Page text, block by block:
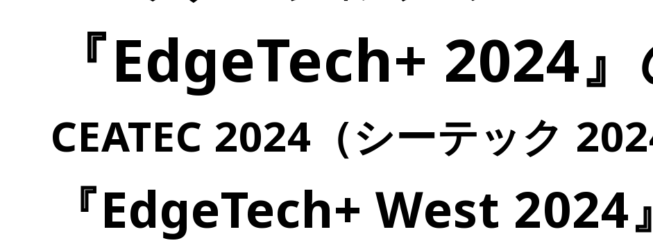
『EdgeTech+ 2024
CEATEC 2024（シーテック
『EdgeTech+ West 2024